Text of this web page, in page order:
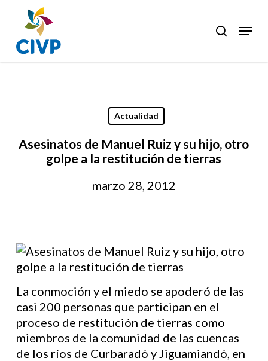
main
content
search
Menu
Actualidad
Asesinatos de Manuel Ruiz y su hijo, otro
golpe a la restitución de tierras
marzo 28, 2012
La conmoción y el miedo se apoderó de las
casi 200 personas que participan en el
proceso de restitución de tierras como
miembros de la comunidad de las cuencas
de los ríos de Curbaradó y Jiguamiandó, en
Close